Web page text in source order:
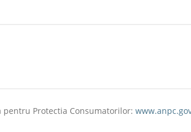
Protectia Consumatorilor: